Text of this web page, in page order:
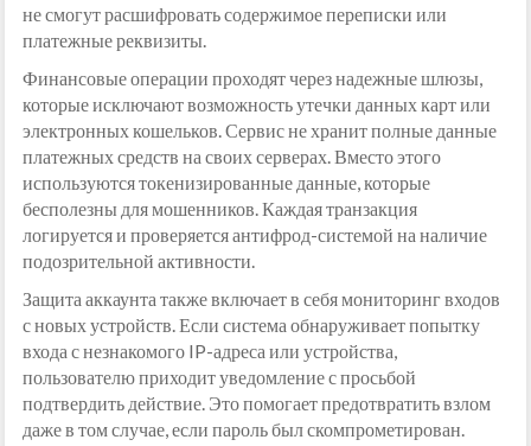
не смогут расшифровать содержимое переписки или
платежные реквизиты.
Финансовые операции проходят через надежные шлюзы,
которые исключают возможность утечки данных карт или
электронных кошельков. Сервис не хранит полные данные
платежных средств на своих серверах. Вместо этого
используются токенизированные данные, которые
бесполезны для мошенников. Каждая транзакция
логируется и проверяется антифрод-системой на наличие
подозрительной активности.
Защита аккаунта также включает в себя мониторинг входов
с новых устройств. Если система обнаруживает попытку
входа с незнакомого IP-адреса или устройства,
пользователю приходит уведомление с просьбой
подтвердить действие. Это помогает предотвратить взлом
даже в том случае, если пароль был скомпрометирован.